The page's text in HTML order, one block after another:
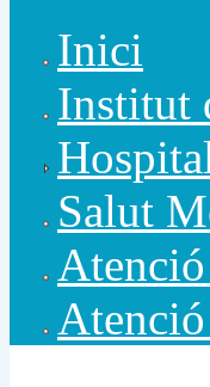
Inici
Institut
Salut